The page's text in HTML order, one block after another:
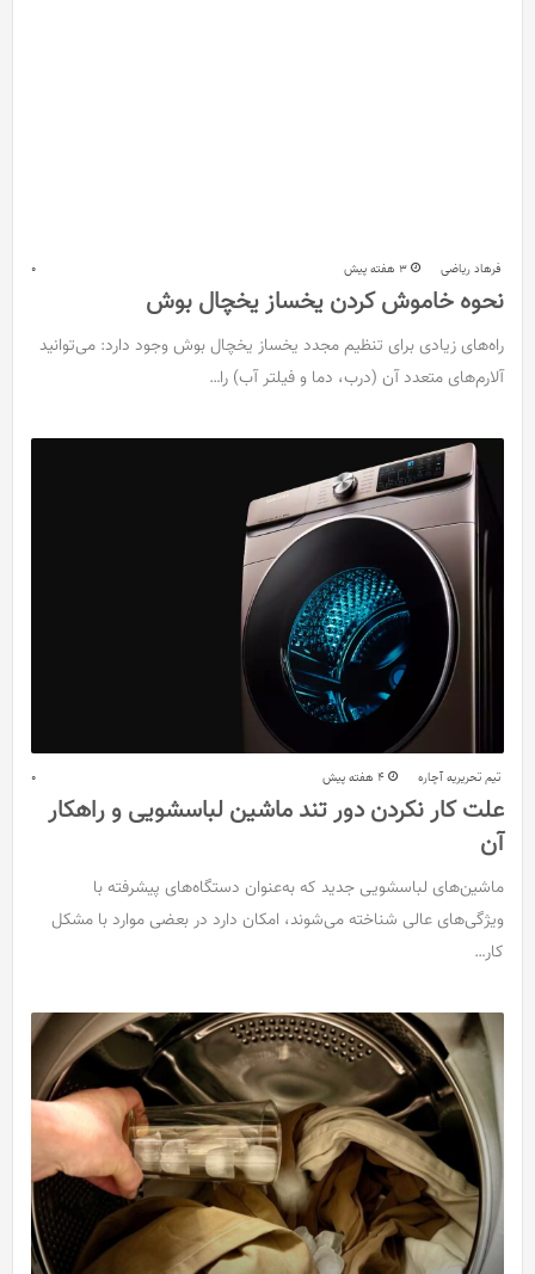
فرهاد ریاضی 3 هفته پیش 0
نحوه خاموش کردن یخساز یخچال بوش
راه‌های زیادی برای تنظیم مجدد یخساز یخچال بوش وجود دارد: می‌توانید
آلارم‌های متعدد آن (درب، دما و فیلتر آب) را…
تیم تحریریه آچاره 4 هفته پیش 0
علت کار نکردن دور تند ماشین لباسشویی و راهکار
آن
ماشین‌های لباسشویی جدید که به‌عنوان دستگاه‌های پیشرفته با
ویژگی‌های عالی شناخته می‌شوند، امکان دارد در بعضی موارد با مشکل
کار…